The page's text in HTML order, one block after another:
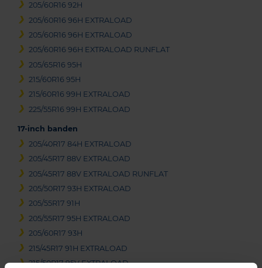
205/60R16 92H
205/60R16 96H EXTRALOAD
205/60R16 96H EXTRALOAD
205/60R16 96H EXTRALOAD RUNFLAT
205/65R16 95H
215/60R16 95H
215/60R16 99H EXTRALOAD
225/55R16 99H EXTRALOAD
17-inch banden
205/40R17 84H EXTRALOAD
205/45R17 88V EXTRALOAD
205/45R17 88V EXTRALOAD RUNFLAT
205/50R17 93H EXTRALOAD
205/55R17 91H
205/55R17 95H EXTRALOAD
205/60R17 93H
215/45R17 91H EXTRALOAD
215/50R17 95V EXTRALOAD